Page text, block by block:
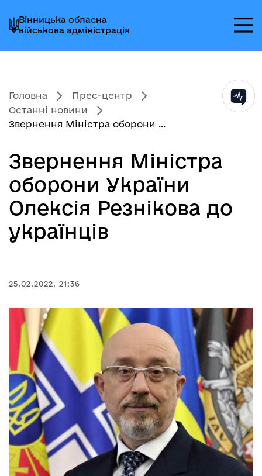
до
головного
меню
до
головного
вмісту
до
головного
колонтитула
Вінницька обласна
військова адміністрація
Головна
Прес-центр
Останні новини
Звернення Міністра оборони ...
Звернення Міністра
оборони України
Олексія Резнікова до
українців
25.02.2022, 21:36